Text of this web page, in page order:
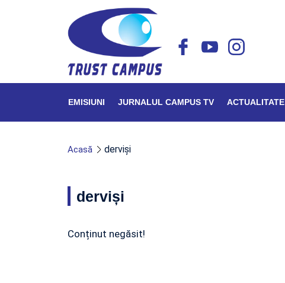
EMISIUNI JURNALUL CAMPUS TV ACTUALITATE
Acasă derviși
derviși
Conținut negăsit!